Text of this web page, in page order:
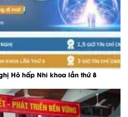
Hô hấp Nhi khoa lần thứ 8